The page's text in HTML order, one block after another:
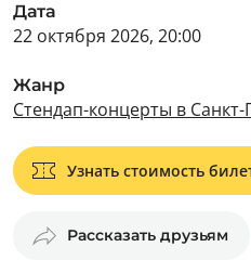
Дата
22 октября 2026, 20:00
Жанр
Стендап-концерты в Санкт-
Узнать стоимость
Рассказать друзьям